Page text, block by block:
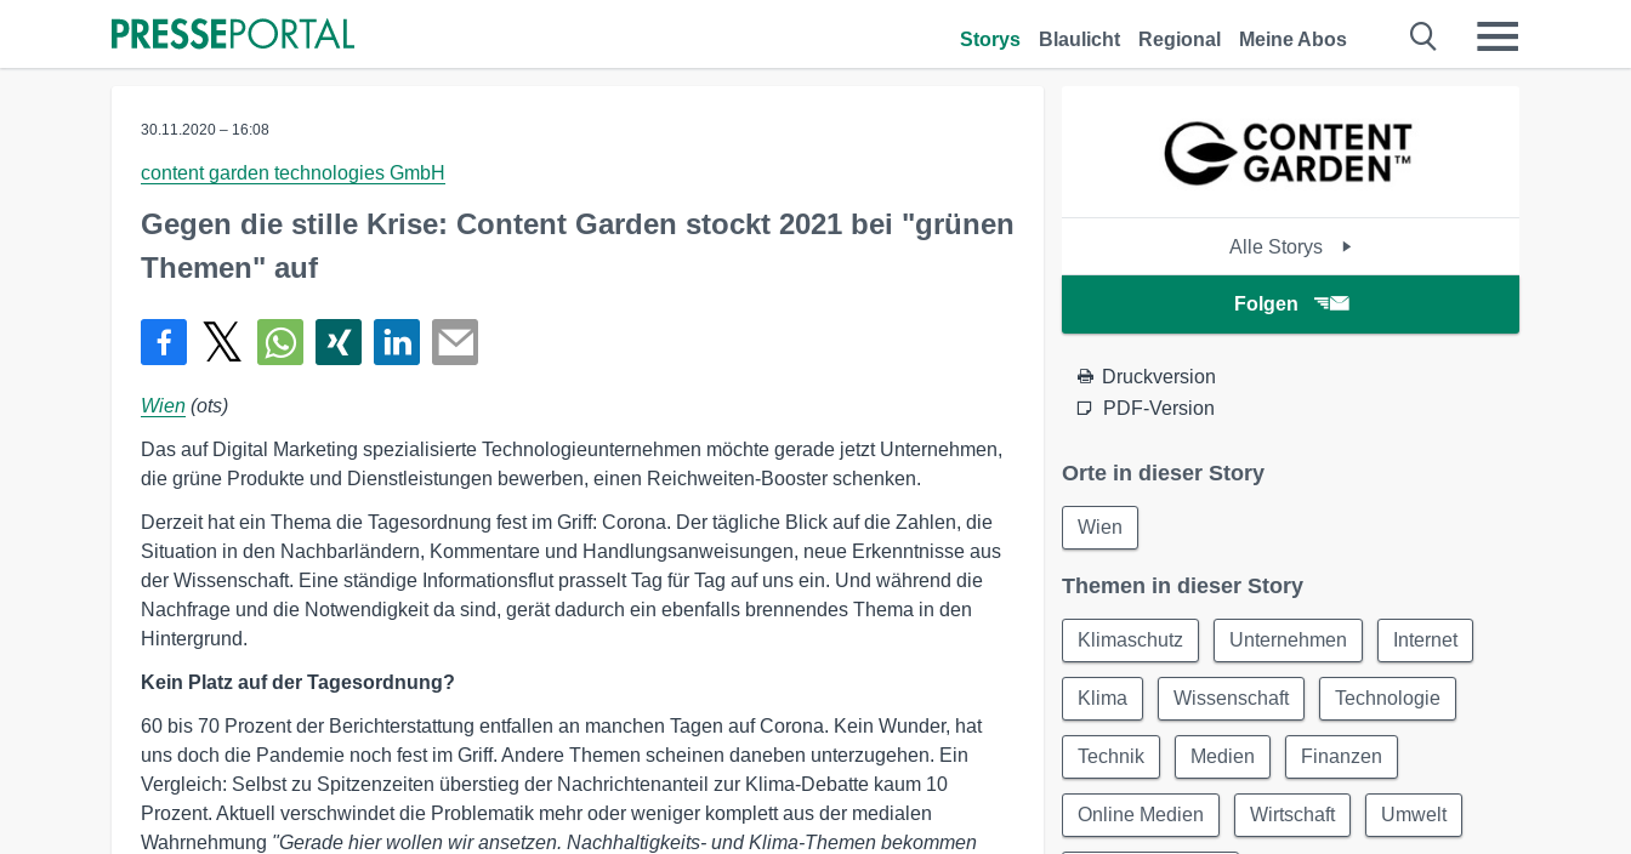
Storys Blaulicht Regional Meine Abos
30.11.2020 – 16:08
content garden technologies GmbH
Gegen die stille Krise: Content Garden stockt 2021 bei "grünen
Themen" auf
Wien (ots)
Das auf Digital Marketing spezialisierte Technologieunternehmen möchte gerade jetzt Unternehmen,
die grüne Produkte und Dienstleistungen bewerben, einen Reichweiten-Booster schenken.
Derzeit hat ein Thema die Tagesordnung fest im Griff: Corona. Der tägliche Blick auf die Zahlen, die
Situation in den Nachbarländern, Kommentare und Handlungsanweisungen, neue Erkenntnisse aus
der Wissenschaft. Eine ständige Informationsflut prasselt Tag für Tag auf uns ein. Und während die
Nachfrage und die Notwendigkeit da sind, gerät dadurch ein ebenfalls brennendes Thema in den
Hintergrund.
Kein Platz auf der Tagesordnung?
60 bis 70 Prozent der Berichterstattung entfallen an manchen Tagen auf Corona. Kein Wunder, hat
uns doch die Pandemie noch fest im Griff. Andere Themen scheinen daneben unterzugehen. Ein
Vergleich: Selbst zu Spitzenzeiten überstieg der Nachrichtenanteil zur Klima-Debatte kaum 10
Prozent. Aktuell verschwindet die Problematik mehr oder weniger komplett aus der medialen
Wahrnehmung "Gerade hier wollen wir ansetzen. Nachhaltigkeits- und Klima-Themen bekommen
Alle Storys
Folgen
Druckversion
PDF-Version
Orte in dieser Story
Wien
Themen in dieser Story
Klimaschutz Unternehmen Internet
Klima Wissenschaft Technologie
Technik Medien Finanzen
Online Medien Wirtschaft Umwelt